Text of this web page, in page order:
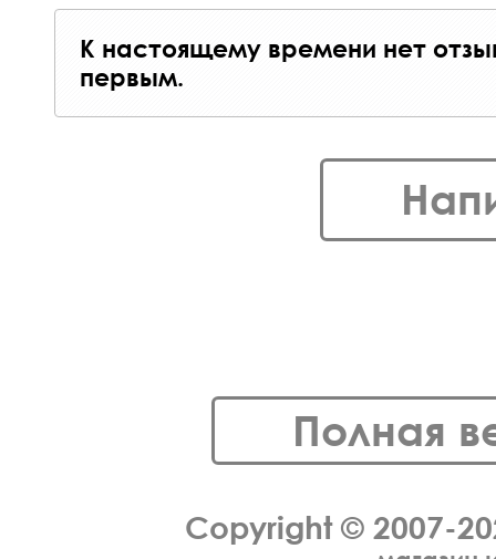
К настоящему времени нет
первым.
Полная
Copyright © 2007-